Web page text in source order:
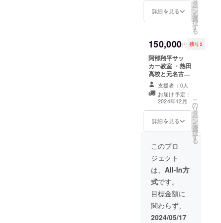
ルにてロゴス
テッカーの内容
例】 ・掲載期
間：荷物車が稼
働する限り掲載
・掲載方法：文
字のみ、ロゴ・
バナー掲載につ
いては要相談
掲
載サイズについ
物車のサイズに
よります
詳細を見る
タ
ー
ン
を
選
択
す
る
150,000円 残り2
阿部翔平サッ
カー教室 ・熱田
高校と元名古屋
グランパスの阿
部翔平選手との
コラボ企画リ
ターンとなりま
す。 ・チーム単
位での支援とな
願いします。）
・年代は問いま
せん。 ・日時は
要相談となりま
す。（２０２４
年の土日祝日と
なります。） ・
時間は２〜３時
間となります。
・場所は原則熱
支援者：0人
お届け予定：
2024年12月
詳細を見る
こ
の
リ
タ
ー
ン
を
選
択
す
る
このプロ
ジェクト
は、 All-In方
式です。
目標金額に
関わらず、
2024/05/17